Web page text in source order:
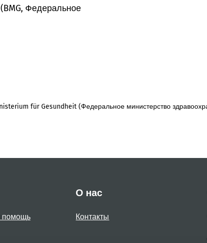
Федеральное
für Gesundheit (Федеральное министерство
помощь
О нас
Контакты